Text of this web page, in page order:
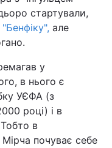
стартували,
але
у
в нього є
УЄФА (з
році) і в
Тобто в
почуває себе